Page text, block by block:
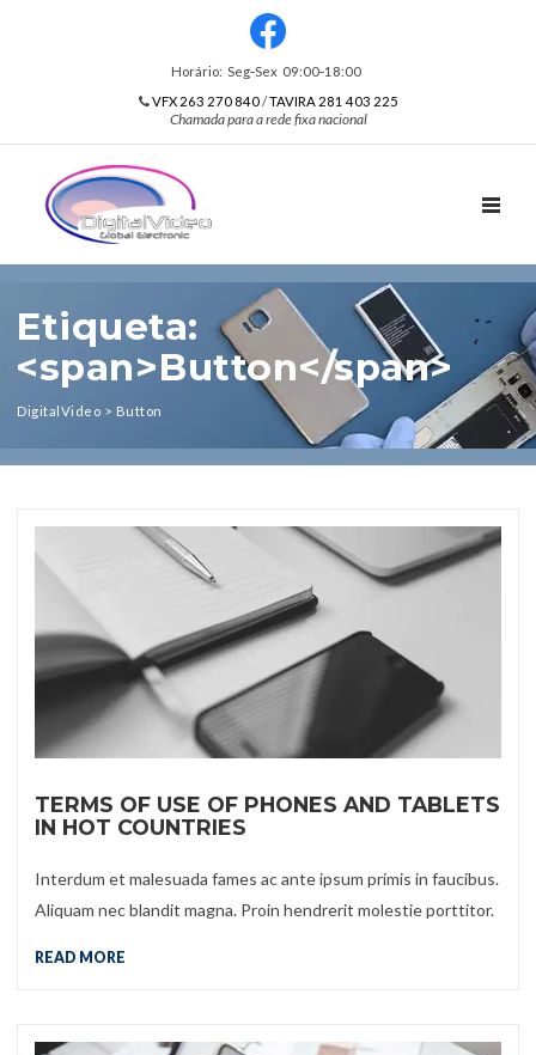
Horário: Seg‑Sex 09:00‑18:00
VFX 263 270 840/TAVIRA 281 403 225
Chamada para a rede fixa nacional
Etiqueta:
<span>Button</span>
DigitalVideo > Button
TERMS OF USE OF PHONES AND TABLETS
IN HOT COUNTRIES
Interdum et malesuada fames ac ante ipsum primis in faucibus.
Aliquam nec blandit magna. Proin hendrerit molestie porttitor.
READ MORE